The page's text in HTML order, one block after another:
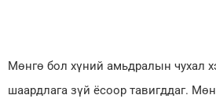
Мөнгө бол хүний амьдралын чухал
шаардлага зүй ёсоор тавигддаг.